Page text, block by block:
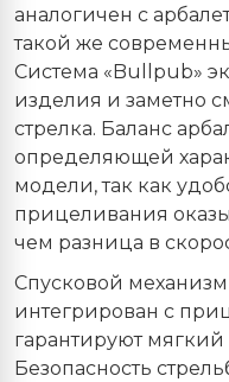
аналогичен с
такой же
Система «Bullpub»
изделия и заметно
стрелка. Баланс
определяющей
модели, так как
прицеливания
чем разница в
Спусковой механизм
интегрирован с
гарантируют
Безопасность